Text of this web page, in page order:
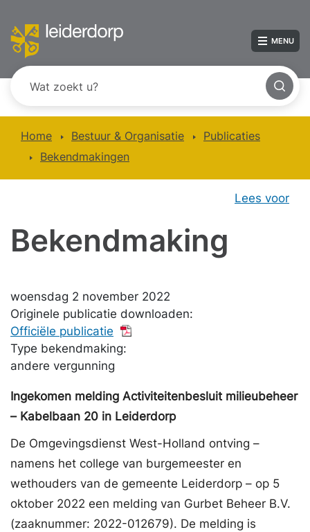
MENU
Home Bestuur & Organisatie
Publicaties
Bekendmakingen
Lees voor
Bekendmaking
woensdag 2 november 2022
Originele publicatie downloaden:
Officiële publicatie
Type bekendmaking:
andere vergunning
Ingekomen melding Activiteitenbesluit milieubeheer
– Kabelbaan 20 in Leiderdorp
De Omgevingsdienst West-Holland ontving –
namens het college van burgemeester en
wethouders van de gemeente Leiderdorp – op 5
oktober 2022 een melding van Gurbet Beheer B.V.
(zaaknummer: 2022-012679). De melding is